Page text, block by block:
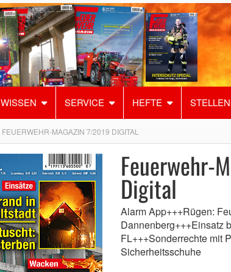
WISSEN SERVICE HEFTE
FEUERWEHR-MAGAZIN 7/2019 DIGITAL
Feuerwehr-
Digital
Alarm App+++Rügen:
Dannenberg+++Einsatz
FL+++Sonderrechte mit
Sicherheitsschuhe